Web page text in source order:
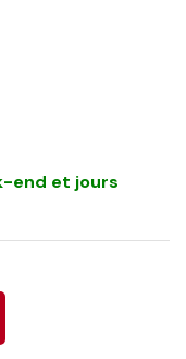
end et jours